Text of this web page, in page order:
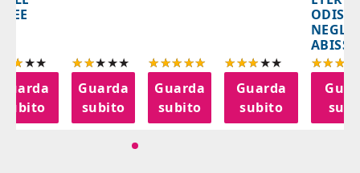
subito
Guarda
subito
Guarda
subito
Guarda
subito
NEGLI
ABISSI